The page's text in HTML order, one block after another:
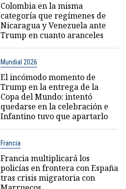
Colombia en la misma
categoría que regímenes de
Nicaragua y Venezuela ante
Trump en cuanto aranceles
Mundial 2026
El incómodo momento de
Trump en la entrega de la
Copa del Mundo: intentó
quedarse en la celebración e
Infantino tuvo que apartarlo
Francia
Francia multiplicará los
policías en frontera con España
tras crisis migratoria con